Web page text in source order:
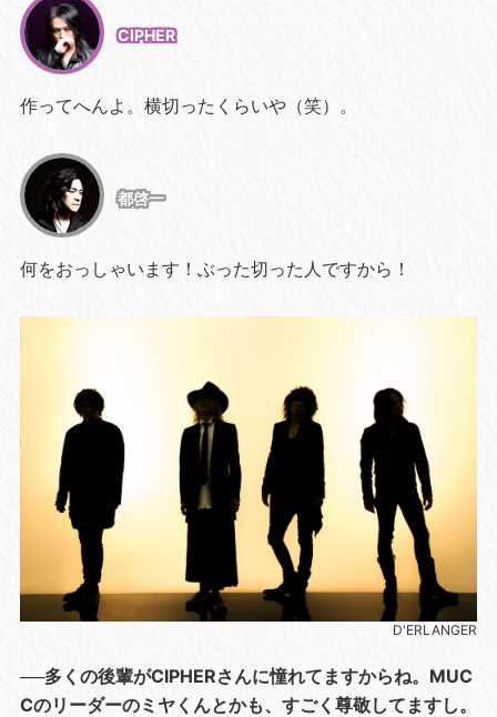
CIPHER
作ってへんよ。横切ったくらいや（笑）。
都啓一
何をおっしゃいます！ぶった切った人ですから！
D'ERLANGER
──多くの後輩がCIPHERさんに憧れてますからね。MUC
Cのリーダーのミヤくんとかも、すごく尊敬してますし。